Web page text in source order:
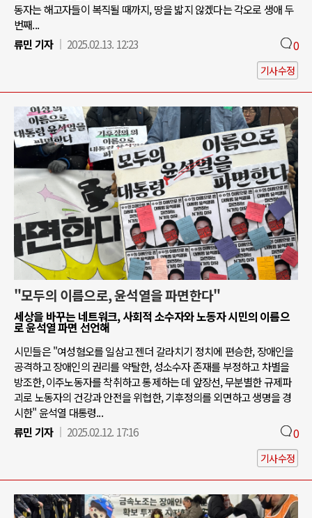
동자는 해고자들이 복직될 때까지, 땅을 밟지 않겠다는 각오로 생애 두
번째...
류민 기자
2025.02.13. 12:23 0
기사수정
"모두의 이름으로, 윤석열을 파면한다"
세상을 바꾸는 네트워크, 사회적 소수자와 노동자 시민의 이름으
로 윤석열 파면 선언해
시민들은 "여성혐오를 일삼고 젠더 갈라치기 정치에 편승한, 장애인을
공격하고 장애인의 권리를 약탈한, 성소수자 존재를 부정하고 차별을
방조한, 이주노동자를 착취하고 통제하는 데 앞장선, 무분별한 규제파
괴로 노동자의 건강과 안전을 위협한, 기후정의를 외면하고 생명을 경
시한" 윤석열 대통령...
류민 기자
2025.02.12. 17:16 0
기사수정